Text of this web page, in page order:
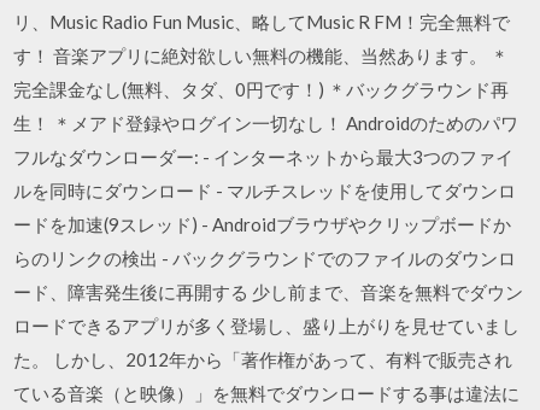
リ、Music Radio Fun Music、略してMusic R FM！完全無料で
す！ 音楽アプリに絶対欲しい無料の機能、当然あります。 ＊
完全課金なし(無料、タダ、0円です！) ＊バックグラウンド再
生！ ＊メアド登録やログイン一切なし！ Androidのためのパワ
フルなダウンローダー: - インターネットから最大3つのファイ
ルを同時にダウンロード - マルチスレッドを使用してダウンロ
ードを加速(9スレッド) - Androidブラウザやクリップボードか
らのリンクの検出 - バックグラウンドでのファイルのダウンロ
ード、障害発生後に再開する 少し前まで、音楽を無料でダウン
ロードできるアプリが多く登場し、盛り上がりを見せていまし
た。 しかし、2012年から「著作権があって、有料で販売され
ている音楽（と映像）」を無料でダウンロードする事は違法に